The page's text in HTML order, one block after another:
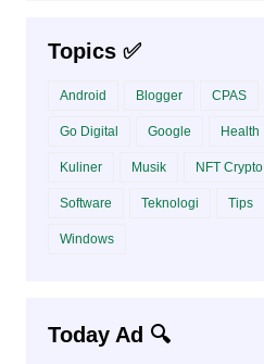
Topics ✅
Android Blogger CPAS
Go Digital Google Health
Kuliner Musik NFT Crypto
Software Teknologi Tips
Windows
Today Ad 🔍